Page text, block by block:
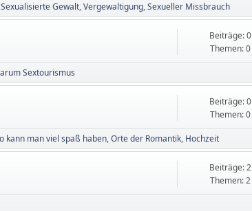
Sexualisierte Gewalt Vergewaltigung Sexueller Missbrauch
Beiträge: 0
Themen: 0
Sextourismus
Beiträge: 0
Themen: 0
kann man viel spaß haben Orte der Romantik Hochzeit
Beiträge: 2
Themen: 2